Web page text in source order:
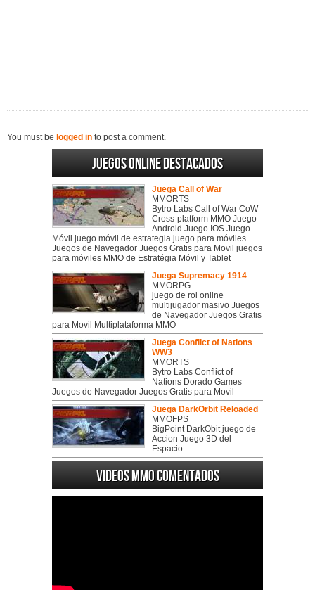
You must be logged in to post a comment.
Juegos online destacados
Juega Call of War
MMORTS
Bytro Labs Call of War CoW
Cross-platform MMO Juego
Android Juego IOS Juego
Móvil juego móvil de estrategia juego para móviles
Juegos de Navegador Juegos Gratis para Movil juegos
para móviles MMO de Estratégia Móvil y Tablet
Juega Supremacy 1914
MMORPG
juego de rol online
multijugador masivo Juegos
de Navegador Juegos Gratis
para Movil Multiplataforma MMO
Juega Conflict of Nations
WW3
MMORTS
Bytro Labs Conflict of
Nations Dorado Games
Juegos de Navegador Juegos Gratis para Movil
Juega DarkOrbit Reloaded
MMOFPS
BigPoint DarkObit juego de
Accion Juego 3D del
Espacio
Videos MMO Comentados